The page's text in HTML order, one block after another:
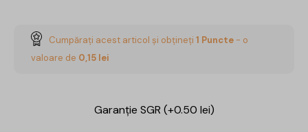
Cumpărați acest articol și obțineți 1 Puncte - o
valoare de 0,15 lei
Garanție SGR (+0.50 lei)